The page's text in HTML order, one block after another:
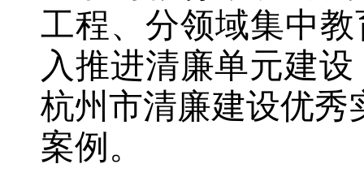
工程、分领域集中教
入推进清廉单元建设
杭州市清廉建设优秀
案例。